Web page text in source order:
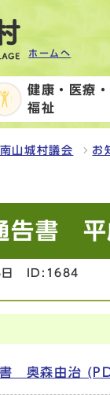
ホームへ
健康・医療・
福祉
南山城村議会 お
告書
ID:1684
書 奥森由治